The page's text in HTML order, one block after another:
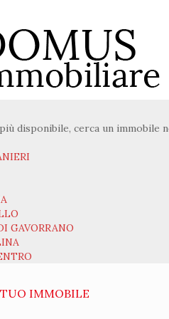
disponibile, cerca un immobile
GAVORRANO
TUO IMMOBILE